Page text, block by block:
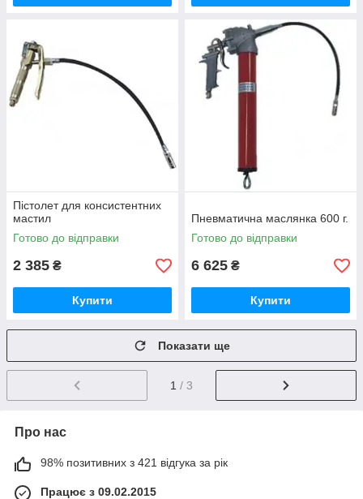
Пістолет для консистентних
мастил
Готово до відправки
2 385 ₴
Купити
Пневматична маслянка 600 г.
Готово до відправки
6 625 ₴
Купити
Показати ще
1 / 3
Про нас
98% позитивних з 421 відгука за рік
Працює з 09.02.2015